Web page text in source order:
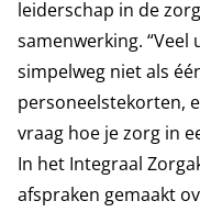
leiderschap in de
samenwerking.
simpelweg niet als
personeelstekorten,
vraag hoe je zorg in
In het Integraal
afspraken gemaakt